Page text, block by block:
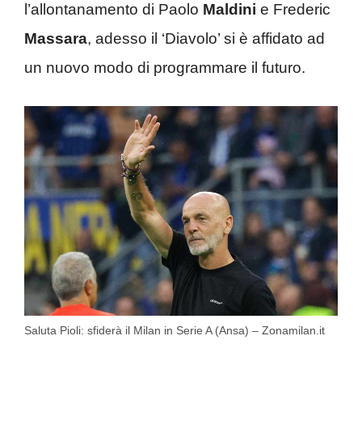
l’allontanamento di Paolo Maldini e Frederic
Massara, adesso il ‘Diavolo’ si è affidato ad
un nuovo modo di programmare il futuro.
Saluta Pioli: sfiderà il Milan in Serie A (Ansa) – Zonamilan.it